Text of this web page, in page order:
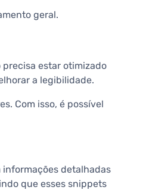
geral.
precisa estar otimizado
a legibilidade.
Com isso, é possível
informações detalhadas
que esses snippets